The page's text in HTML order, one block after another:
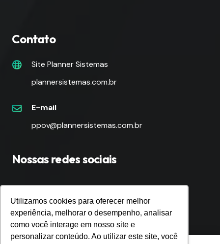
Utilizamos cookies para oferecer melhor
experiência, melhorar o desempenho, analisar
como você interage em nosso site e
personalizar conteúdo. Ao utilizar este site, você
Contato
Site Planner Sistemas
plannersistemas.com.br
E-mail
ppov@plannersistemas.com.br
Nossas redes sociais